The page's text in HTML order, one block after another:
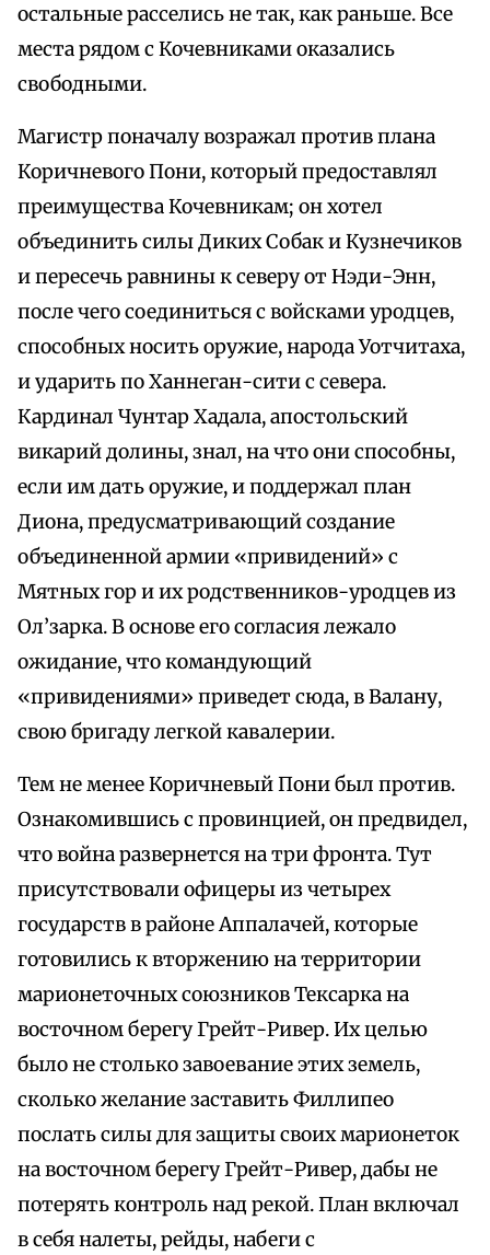
остальные расселись не так, как раньше. Все
места рядом с Кочевниками оказались
свободными.
Магистр поначалу возражал против плана
Коричневого Пони, который предоставлял
преимущества Кочевникам; он хотел
объединить силы Диких Собак и Кузнечиков
и пересечь равнины к северу от Нэди-Энн,
после чего соединиться с войсками уродцев,
способных носить оружие, народа Уотчитаха,
и ударить по Ханнеган-сити с севера.
Кардинал Чунтар Хадала, апостольский
викарий долины, знал, на что они способны,
если им дать оружие, и поддержал план
Диона, предусматривающий создание
объединенной армии «привидений» с
Мятных гор и их родственников-уродцев из
Ол’зарка. В основе его согласия лежало
ожидание, что командующий
«привидениями» приведет сюда, в Валану,
свою бригаду легкой кавалерии.
Тем не менее Коричневый Пони был против.
Ознакомившись с провинцией, он предвидел,
что война развернется на три фронта. Тут
присутствовали офицеры из четырех
государств в районе Аппалачей, которые
готовились к вторжению на территории
марионеточных союзников Тексарка на
восточном берегу Грейт-Ривер. Их целью
было не столько завоевание этих земель,
сколько желание заставить Филлипео
послать силы для защиты своих марионеток
на восточном берегу Грейт-Ривер, дабы не
потерять контроль над рекой. План включал
в себя налеты, рейды, набеги с